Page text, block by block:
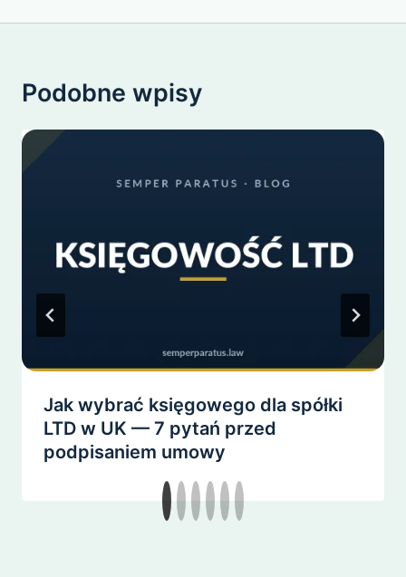
Podobne wpisy
Jak wybrać księgowego dla spółki
LTD w UK — 7 pytań przed
podpisaniem umowy